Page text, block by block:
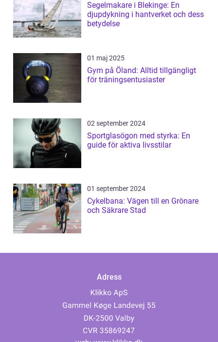
Segelmakare i Blekinge: En
djupdykning i hantverket och dess
betydelse
01 maj 2025
Gym på Öland: Alltid tillgängligt
för träningsentusiaster
02 september 2024
Sportglasögon med styrka: En
guide för aktiva livsstilar
01 september 2024
Cykelbana: Vägen till en Grönare
och Säkrare Stad
Adress